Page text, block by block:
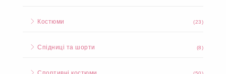
Костюми (23)
Спідниці та шорти (8)